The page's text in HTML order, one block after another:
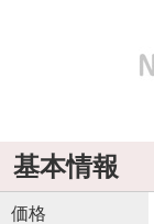
基本情報
価格